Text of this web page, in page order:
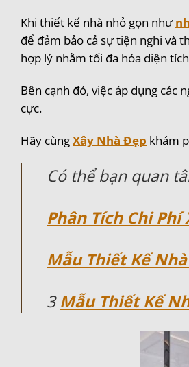
Khi thiết kế nhà nhỏ gọn như
để đảm bảo cả sự tiện nghi và
hợp lý nhằm tối đa hóa diện
Bên cạnh đó, việc áp dụng các
cực.
Hãy cùngXây Nhà Đẹp khám
Có thể bạn quan
Phân Tích Chi
Mẫu Thiết Kế
3Mẫu Thiết Kế